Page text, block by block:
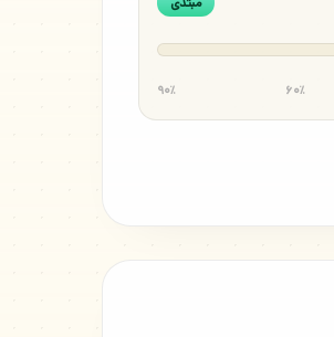
۶۰٪ ۹۰٪